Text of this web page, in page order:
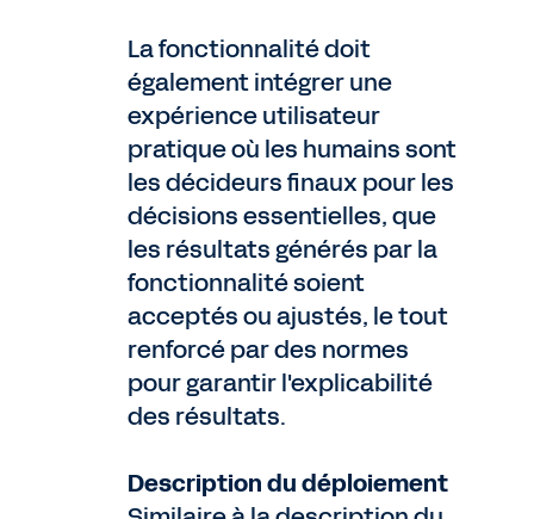
La fonctionnalité doit
également intégrer une
expérience utilisateur
pratique où les humains sont
les décideurs finaux pour les
décisions essentielles, que
les résultats générés par la
fonctionnalité soient
acceptés ou ajustés, le tout
renforcé par des normes
pour garantir l'explicabilité
des résultats.
Description du déploiement